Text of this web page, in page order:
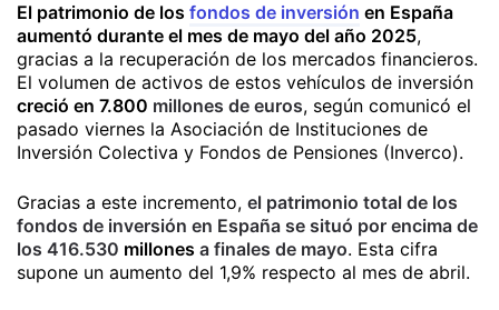
El patrimonio de los fondos de inversión en España
aumentó durante el mes de mayo del año 2025,
gracias a la recuperación de los mercados financieros.
El volumen de activos de estos vehículos de inversión
creció en 7.800 millones de euros, según comunicó el
pasado viernes la Asociación de Instituciones de
Inversión Colectiva y Fondos de Pensiones (Inverco).
Gracias a este incremento, el patrimonio total de los
fondos de inversión en España se situó por encima de
los 416.530 millones a finales de mayo. Esta cifra
supone un aumento del 1,9% respecto al mes de abril.